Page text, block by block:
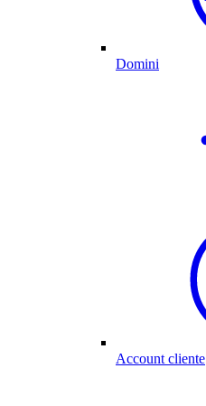
Domini
Account cliente